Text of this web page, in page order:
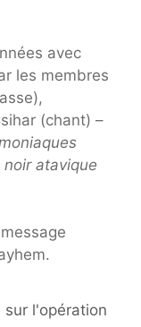
avec
les membres
(chant) –
noir atavique
sur l'opération